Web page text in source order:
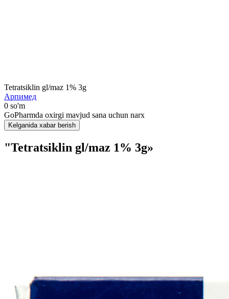
Tetratsiklin gl/maz 1% 3g
Арпимед
0 so'm
GoPharmda oxirgi mavjud sana uchun narx
Kelganida xabar berish
"Tetratsiklin gl/maz 1% 3g»